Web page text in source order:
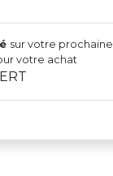
sur votre prochaine
votre achat